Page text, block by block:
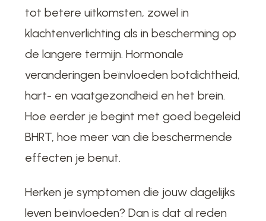
tot betere uitkomsten, zowel in
klachtenverlichting als in bescherming op
de langere termijn. Hormonale
veranderingen beïnvloeden botdichtheid,
hart- en vaatgezondheid en het brein.
Hoe eerder je begint met goed begeleid
BHRT, hoe meer van die beschermende
effecten je benut.
Herken je symptomen die jouw dagelijks
leven beïnvloeden? Dan is dat al reden